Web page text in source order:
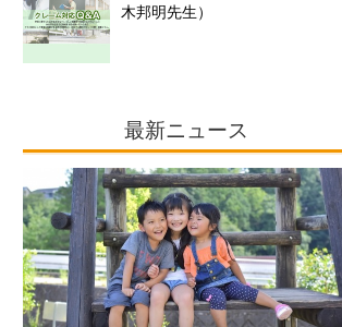
木邦明先生）
最新ニュース